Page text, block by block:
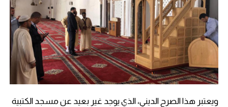
ويعتبر هذا الصرح الديني، الذي يوجد غير بعيد عن مسجد الكتبية